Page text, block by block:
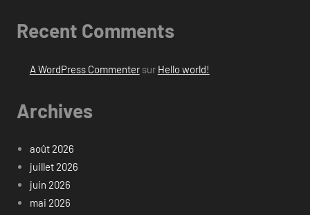
Recent Comments
A WordPress Commentersur Hello world!
Archives
août 2026
juillet 2026
juin 2026
mai 2026